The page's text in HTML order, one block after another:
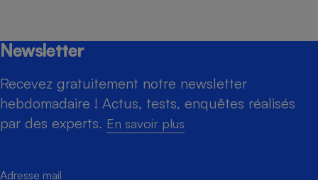
Newsletter
Recevez gratuitement notre newsletter
hebdomadaire ! Actus, tests, enquêtes réalisés
par des experts. En savoir plus
Adresse mail